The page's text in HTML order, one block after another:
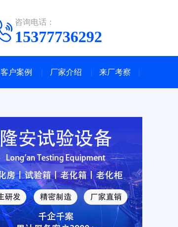
咨询电话：
15377736292
客户案例 厂家介绍 来厂考察